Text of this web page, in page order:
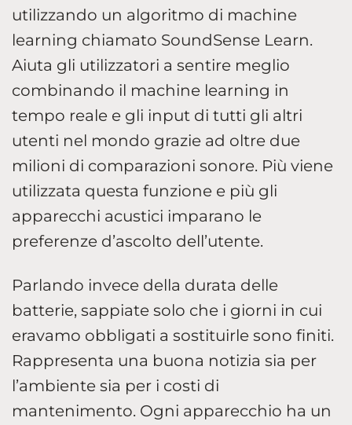
utilizzando un algoritmo di machine
learning chiamato SoundSense Learn.
Aiuta gli utilizzatori a sentire meglio
combinando il machine learning in
tempo reale e gli input di tutti gli altri
utenti nel mondo grazie ad oltre due
milioni di comparazioni sonore. Più viene
utilizzata questa funzione e più gli
apparecchi acustici imparano le
preferenze d’ascolto dell’utente.
Parlando invece della durata delle
batterie, sappiate solo che i giorni in cui
eravamo obbligati a sostituirle sono finiti.
Rappresenta una buona notizia sia per
l’ambiente sia per i costi di
mantenimento. Ogni apparecchio ha un